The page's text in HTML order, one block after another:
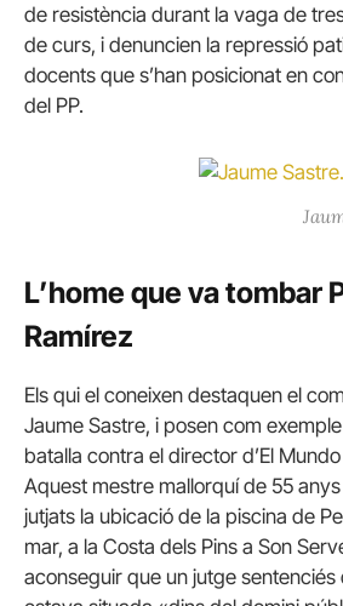
de resistència durant la vaga de
de curs, i denuncien la repressió
docents que s’han posicionat en
del PP.
L’home que va tombar
Ramírez
Els qui el coneixen destaquen el
Jaume Sastre, i posen com
batalla contra el director d’El
Aquest mestre mallorquí de 55
jutjats la ubicació de la piscina de
mar, a la Costa dels Pins a Son
aconseguir que un jutge sentenciés